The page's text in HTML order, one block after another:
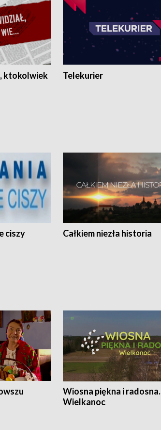
ktokolwiek
Telekurier
ciszy Całkiem niezła historia
Wiosna piękna i radosna.
Wielkanoc